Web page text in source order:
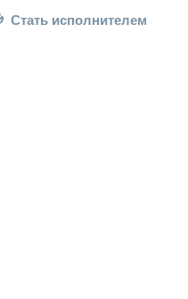
Стать исполнителем